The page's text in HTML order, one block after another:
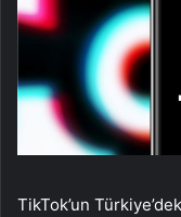
TikTok’un